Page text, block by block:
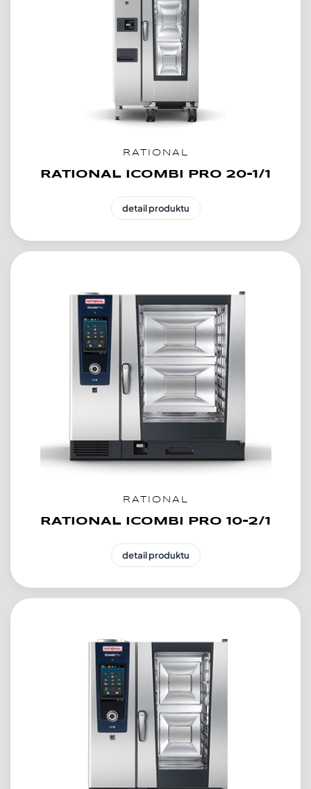
RATIONAL
RATIONAL ICOMBI PRO 20-1/1
detail produktu
RATIONAL
RATIONAL ICOMBI PRO 10-2/1
detail produktu